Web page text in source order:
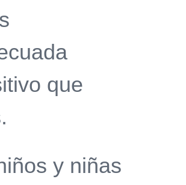
que
y niñas